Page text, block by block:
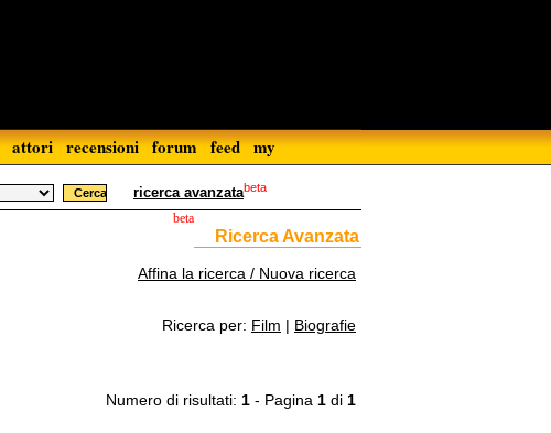
attori recensioni forum feed my
ricerca avanzatabeta
Ricerca Avanzata
beta
Affina la ricerca / Nuova ricerca
Ricerca per: Film | Biografie
Numero di risultati: 1 - Pagina 1 di 1